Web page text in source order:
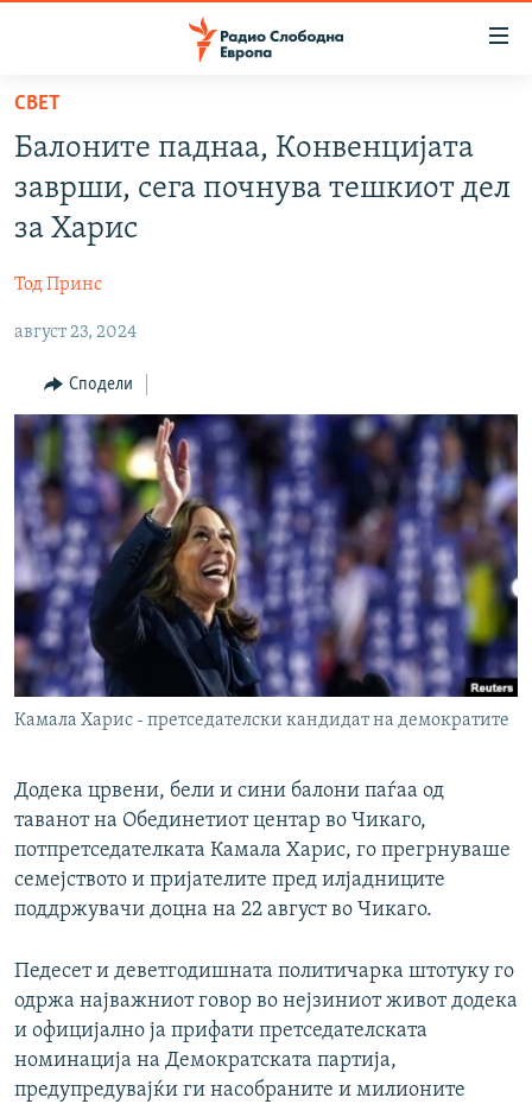
Оди
содржината
Оди
главната
навигација
Премини
на
ВИЗУЕЛНО
ШТО ТРЕБА ДА ЗНАЕТЕ
ПРИЈАВИ СЕ ЗА ЊУЗЛЕТЕР
ПОДКАСТ ЗОШТО?
СЛЕДЕТЕ НЕ
РСЕ веб страници
СВЕТ
Балоните паднаа, Конвенцијата
заврши, сега почнува тешкиот дел
за Харис
Тод Принс
август 23, 2024
Сподели
Камала Харис - претседателски кандидат на демократите
Додека црвени, бели и сини балони паѓаа од
таванот на Обединетиот центар во Чикаго,
потпретседателката Камала Харис, го прегрнуваше
семејството и пријателите пред илјадниците
поддржувачи доцна на 22 август во Чикаго.
Педесет и деветгодишната политичарка штотуку го
одржа најважниот говор во нејзиниот живот додека
и официјално ја прифати претседателската
номинација на Демократската партија,
предупредувајќи ги насобраните и милионите